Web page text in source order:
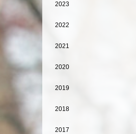
2023
2022
2021
2020
2019
2018
2017